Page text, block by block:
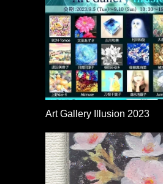
Art Gallery Illusion 2023